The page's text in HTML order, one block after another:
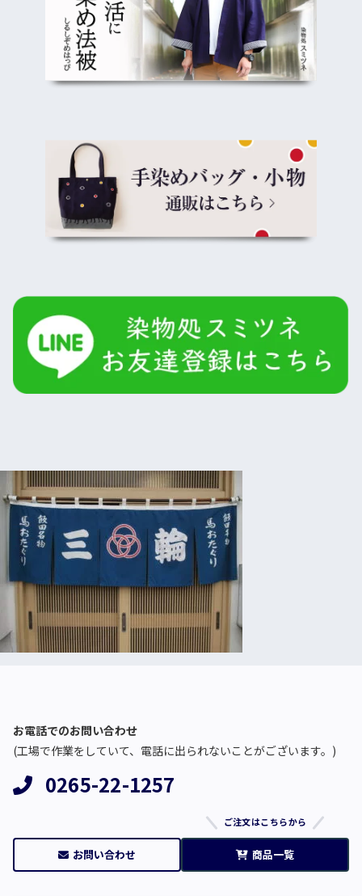
お電話でのお問い合わせ
(工場で作業をしていて、電話に出られないことがございます。)
0265-22-1257
お問い合わせ
ご注文はこちらから
商品一覧